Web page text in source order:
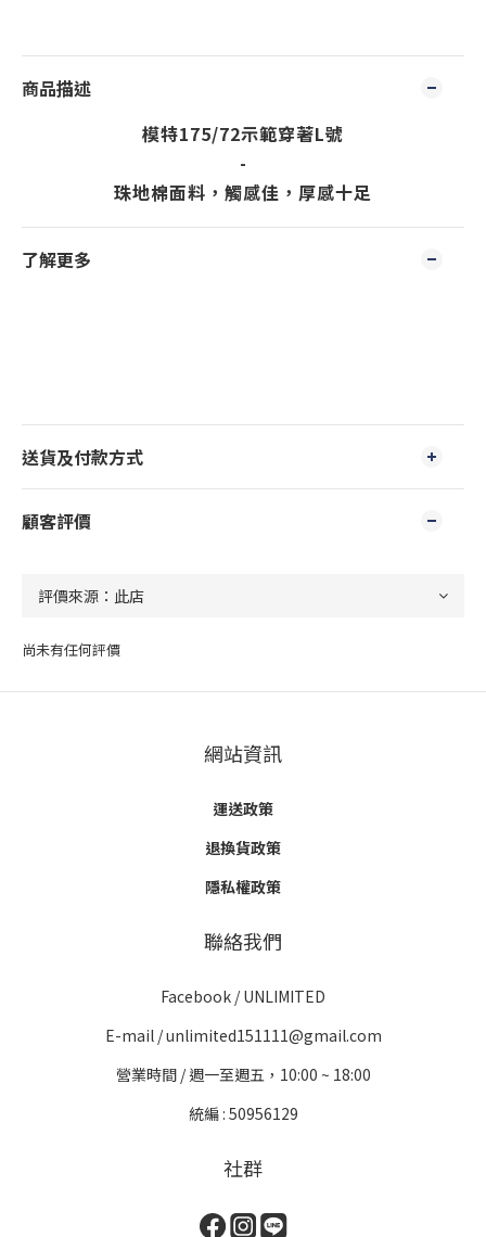
商品描述
模特175/72示範穿著L號
-
珠地棉面料，觸感佳，厚感十足
了解更多
送貨及付款方式
顧客評價
尚未有任何評價
網站資訊
運送政策
退換貨政策
隱私權政策
聯絡我們
Facebook /UNLIMITED
E-mail / unlimited151111@gmail.com
營業時間 / 週一至週五，10:00 ~ 18:00
統編 : 50956129
社群